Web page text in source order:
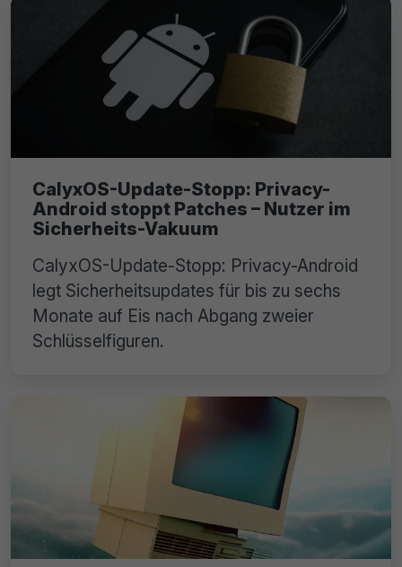
CalyxOS-Update-Stopp: Privacy-
Android stoppt Patches – Nutzer im
Sicherheits-Vakuum
CalyxOS-Update-Stopp: Privacy-Android
legt Sicherheitsupdates für bis zu sechs
Monate auf Eis nach Abgang zweier
Schlüsselfiguren.